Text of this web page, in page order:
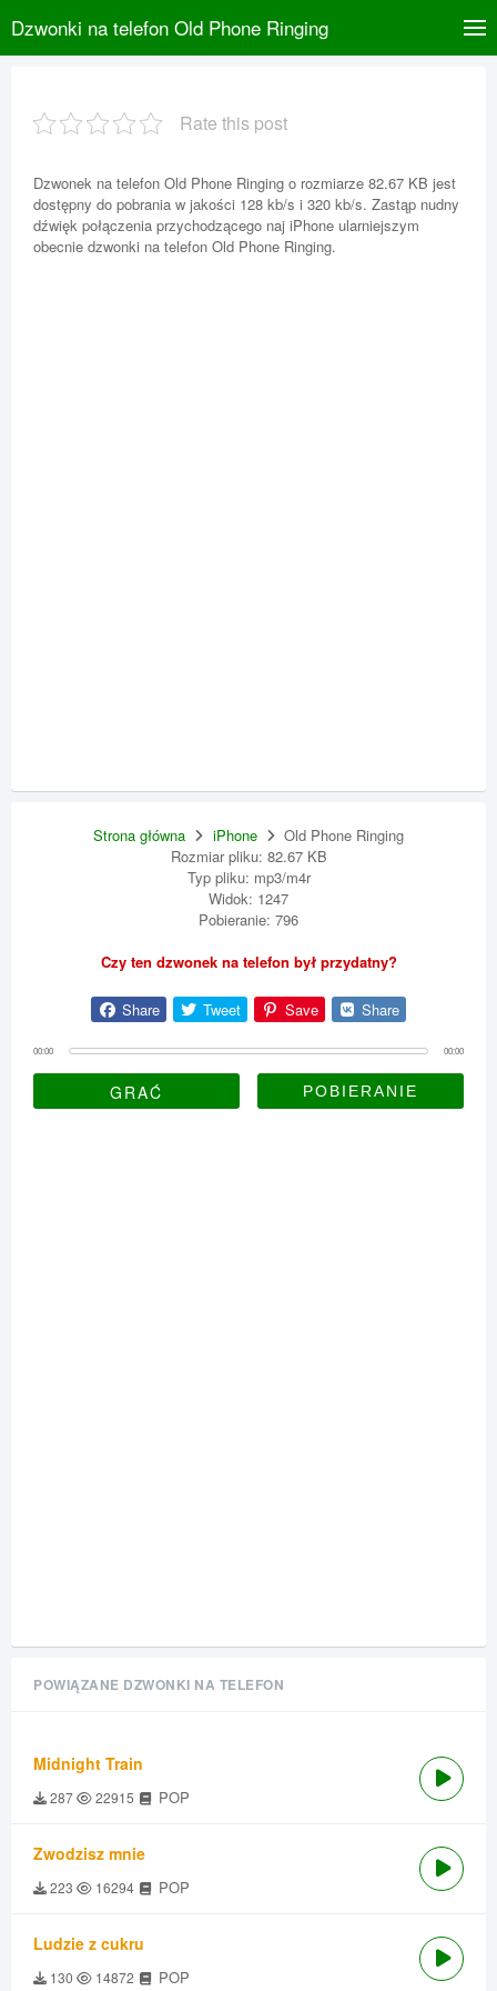
Dzwonki na telefon Old Phone Ringing
Rate this post
Dzwonek na telefon Old Phone Ringing o rozmiarze 82.67 KB jest
dostępny do pobrania w jakości 128 kb/s i 320 kb/s. Zastąp nudny
dźwięk połączenia przychodzącego naj iPhone ularniejszym
obecnie dzwonki na telefon Old Phone Ringing.
Strona główna iPhone
Old Phone Ringing
Rozmiar pliku: 82.67 KB
Typ pliku: mp3/m4r
Widok: 1247
Pobieranie: 796
Czy ten dzwonek na telefon był przydatny?
Share Tweet Save Share
00:00 00:00
GRAĆ
POWIĄZANE DZWONKI NA TELEFON
Midnight Train
287 22915 POP
Zwodzisz mnie
223 16294 POP
Ludzie z cukru
130 14872 POP